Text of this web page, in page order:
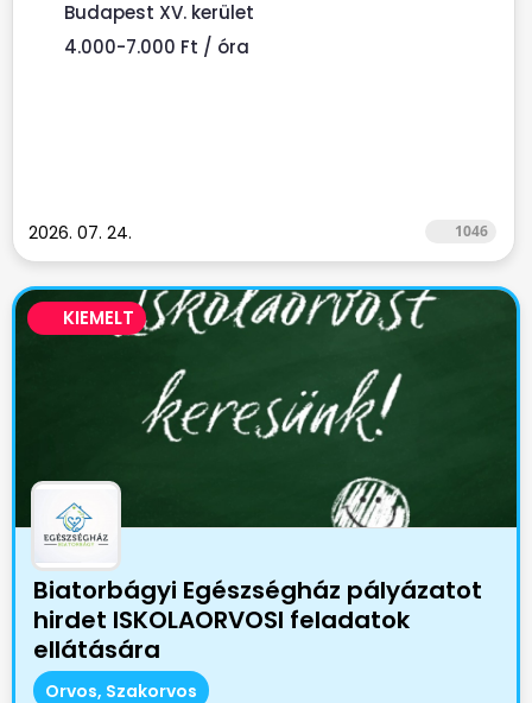
Budapest XV. kerület
4.000-7.000 Ft / óra
2026. 07. 24. 1046
KIEMELT
Biatorbágyi Egészségház pályázatot
hirdet ISKOLAORVOSI feladatok
ellátására
Orvos, Szakorvos